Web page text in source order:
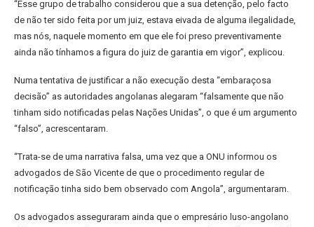
“Esse grupo de trabalho considerou que a sua detenção, pelo facto
de não ter sido feita por um juiz, estava eivada de alguma ilegalidade,
mas nós, naquele momento em que ele foi preso preventivamente
ainda não tínhamos a figura do juiz de garantia em vigor”, explicou.
Numa tentativa de justificar a não execução desta “embaraçosa
decisão” as autoridades angolanas alegaram “falsamente que não
tinham sido notificadas pelas Nações Unidas”, o que é um argumento
“falso”, acrescentaram.
“Trata-se de uma narrativa falsa, uma vez que a ONU informou os
advogados de São Vicente de que o procedimento regular de
notificação tinha sido bem observado com Angola”, argumentaram.
Os advogados asseguraram ainda que o empresário luso-angolano